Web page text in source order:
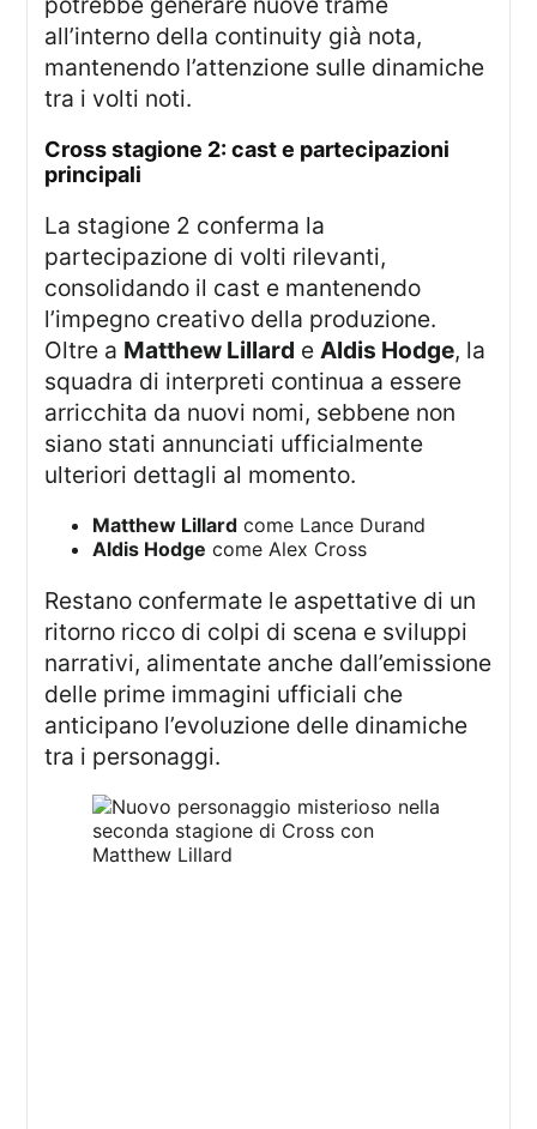
all’interno della continuity già nota,
mantenendo l’attenzione sulle dinamiche
tra i volti noti.
cross stagione 2: cast e partecipazioni
principali
La stagione 2 conferma la
partecipazione di volti rilevanti,
consolidando il cast e mantenendo
l’impegno creativo della produzione.
Oltre a Matthew Lillard eAldis Hodge, la
squadra di interpreti continua a essere
arricchita da nuovi nomi, sebbene non
siano stati annunciati ufficialmente
ulteriori dettagli al momento.
Matthew Lillard come Lance Durand
Aldis Hodge come Alex Cross
Restano confermate le aspettative di un
ritorno ricco di colpi di scena e sviluppi
narrativi, alimentate anche dall’emissione
delle prime immagini ufficiali che
anticipano l’evoluzione delle dinamiche
tra i personaggi.